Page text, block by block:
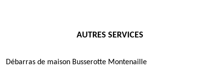
AUTRES SERVICES
Débarras de maison Busserotte Montenaille